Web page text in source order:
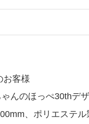
お客様
んのほっぺ30thデ
、ポリエステ